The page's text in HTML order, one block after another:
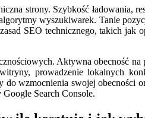
strony. Szybkość
wyszukiwarek. Tanie
SEO technicznego, takich
Aktywna obecność
prowadzenie lokalnych
wzmocnienia swojej obecności
Search Console.